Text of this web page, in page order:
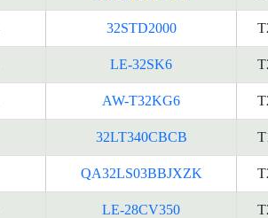
32STD2000
LE-32SK6
AW-T32KG6
32LT340CBCB
QA32LS03BBJXZK
LE-28CV350